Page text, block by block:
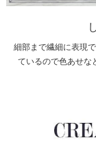
細部まで繊細に表現
ているので色あせな